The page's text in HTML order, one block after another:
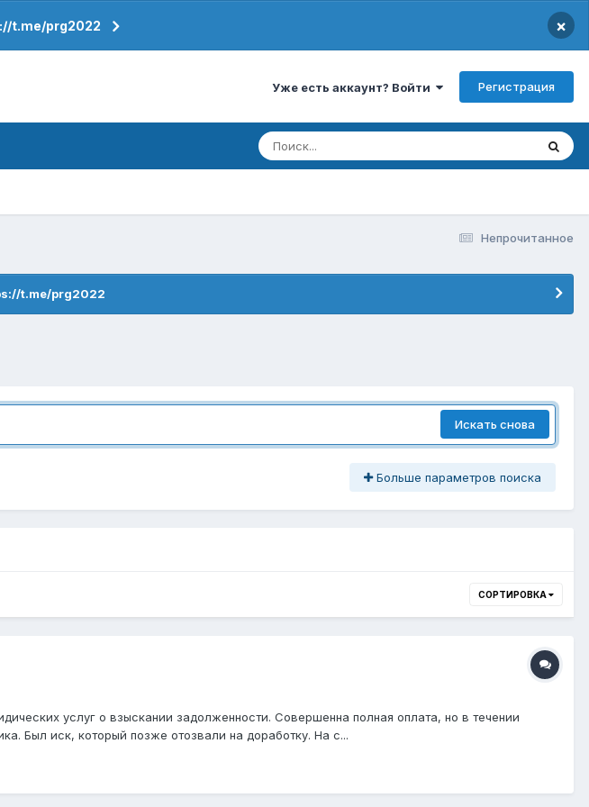
t.me/prg2022 ×
Уже есть аккаунт? Войти Регистрация
Непрочитанное
t.me/prg2022
Искать снова
Больше параметров поиска
СОРТИРОВКА
услуг о взыскании задолженности. Совершенна полная оплата, но в течении
Был иск, который позже отозвали на доработку. На с...